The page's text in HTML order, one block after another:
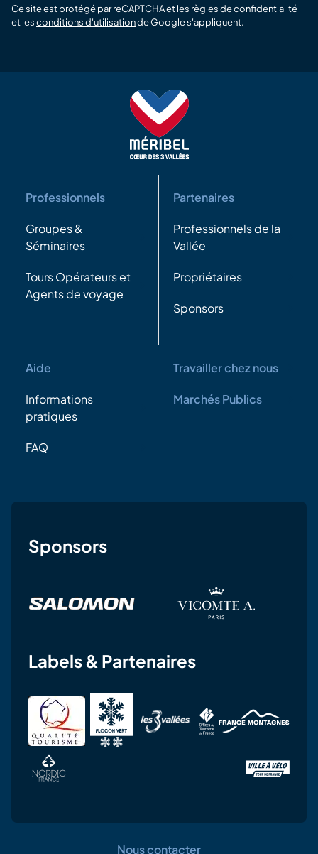
Ce site est protégé par reCAPTCHA et les règles de confidentialité
et lesconditions d'utilisationde Google s'appliquent.
Professionnels
Groupes &
Séminaires
Tours Opérateurs et
Agents de voyage
Partenaires
Professionnels de la
Vallée
Propriétaires
Sponsors
Aide
Informations
pratiques
FAQ
Travailler chez nous
Marchés Publics
Sponsors
Labels & Partenaires
Nous contacter